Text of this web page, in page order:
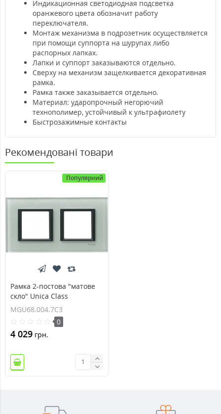
Индикационная светодиодная подсветка
оранжевого цвета обозначит работу
переключателя.
Монтаж механизма в подрозетник осуществляется
при помощи суппорта на шурупах либо
распорных лапках.
Лапки и суппорт заказываются отдельно.
Сверху на механизм защелкивается декоративная
рамка.
Рамка также заказывается отдельно.
Материал: ударопрочный негорючий
технополимер, устойчивый к ультрафиолету
Быстрозажимные контакты
Рекомендовані товари
Популярний
Рамка 2-постова "матове
скло" Unica Class
MGU68.004.7C3
MGU68.004.7C3
0
4 029 грн.